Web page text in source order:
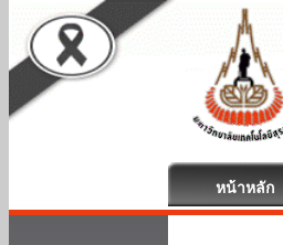
หน้าหลัก